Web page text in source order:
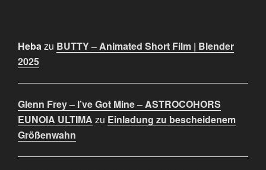
Hebazu BUTTY – Animated Short Film | Blender
2025
Glenn Frey – I’ve Got Mine – ASTROCOHORS
EUNOIA ULTIMA zu Einladung zu bescheidenem
Größenwahn